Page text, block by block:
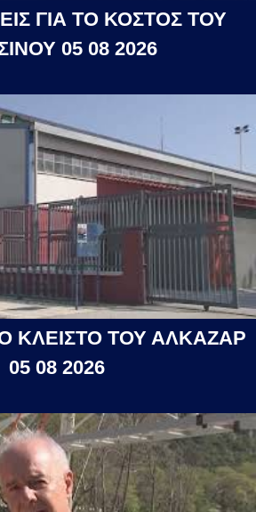
ΓΙΑ ΤΟ ΚΟΣΤΟΣ ΤΟΥ
05 08 2026
ΚΛΕΙΣΤΟ ΤΟΥ ΑΛΚΑΖΑΡ
05 08 2026